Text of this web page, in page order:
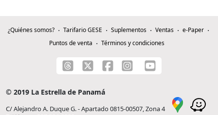
¿Quiénes somos? Tarifario GESE Suplementos Ventas
e-Paper
Puntos de venta
Términos y condiciones
© 2019 La Estrella de Panamá
C/ Alejandro A. Duque G. - Apartado 0815-00507, Zona 4